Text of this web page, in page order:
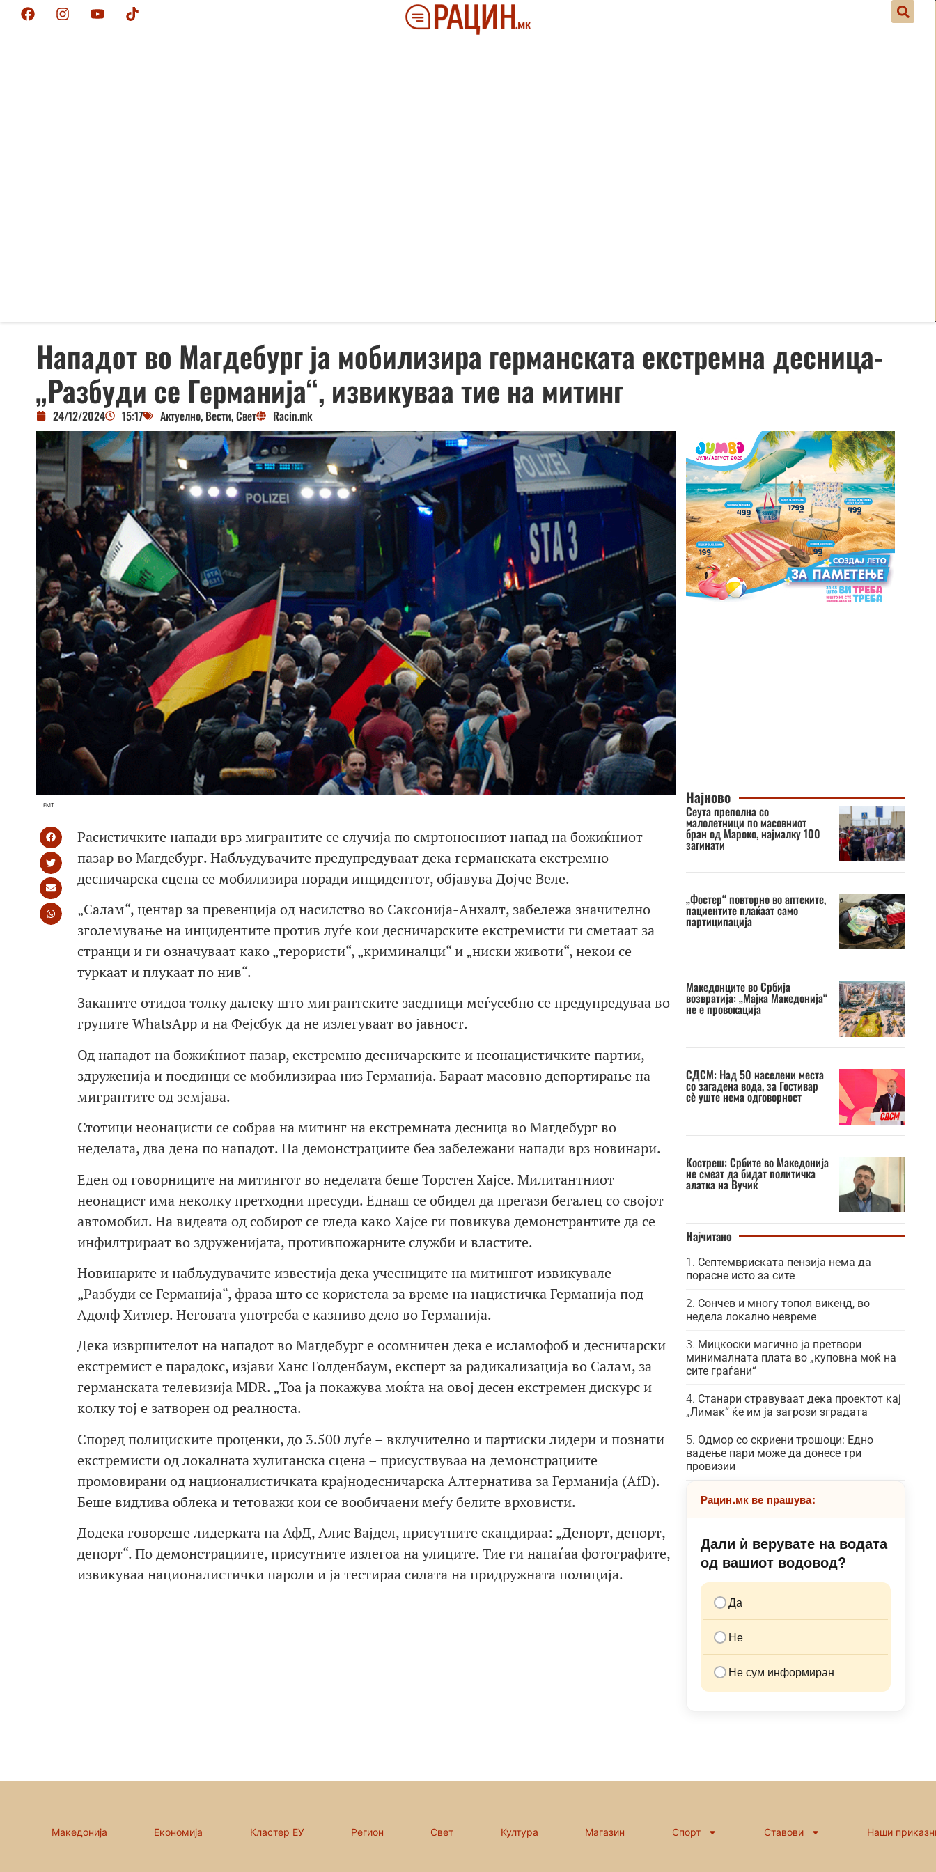
Нападот во Магдебург ја мобилизира германската екстремна десница-
„Разбуди се Германија“, извикуваа тие на митинг
24/12/2024 15:17 Актуелно, Вести,Свет Racin.mk
FMT
Расистичките напади врз мигрантите се случија по смртоносниот напад на божиќниот
пазар во Магдебург. Набљудувачите предупредуваат дека германската екстремно
десничарска сцена се мобилизира поради инцидентот, објавува Дојче Веле.
„Салам“, центар за превенција од насилство во Саксонија-Анхалт, забележа значително
зголемување на инцидентите против луѓе кои десничарските екстремисти ги сметаат за
странци и ги означуваат како „терористи“, „криминалци“ и „ниски животи“, некои се
туркаат и плукаат по нив“.
Заканите отидоа толку далеку што мигрантските заедници меѓусебно се предупредуваа во
групите WhatsApp и на Фејсбук да не излегуваат во јавност.
Од нападот на божиќниот пазар, екстремно десничарските и неонацистичките партии,
здруженија и поединци се мобилизираа низ Германија. Бараат масовно депортирање на
мигрантите од земјава.
Стотици неонацисти се собраа на митинг на екстремната десница во Магдебург во
неделата, два дена по нападот. На демонстрациите беа забележани напади врз новинари.
Еден од говорниците на митингот во неделата беше Торстен Хајсе. Милитантниот
неонацист има неколку претходни пресуди. Еднаш се обидел да прегази бегалец со својот
автомобил. На видеата од собирот се гледа како Хајсе ги повикува демонстрантите да се
инфилтрираат во здруженијата, противпожарните служби и властите.
Новинарите и набљудувачите известија дека учесниците на митингот извикувале
„Разбуди се Германија“, фраза што се користела за време на нацистичка Германија под
Адолф Хитлер. Неговата употреба е казниво дело во Германија.
Дека извршителот на нападот во Магдебург е осомничен дека е исламофоб и десничарски
екстремист е парадокс, изјави Ханс Голденбаум, експерт за радикализација во Салам, за
германската телевизија MDR. „Тоа ја покажува моќта на овој десен екстремен дискурс и
колку тој е затворен од реалноста.
Според полициските проценки, до 3.500 луѓе – вклучително и партиски лидери и познати
екстремисти од локалната хулиганска сцена – присуствуваа на демонстрациите
промовирани од националистичката крајнодесничарска Алтернатива за Германија (AfD).
Беше видлива облека и тетоважи кои се вообичаени меѓу белите врховисти.
Додека говореше лидерката на АфД, Алис Вајдел, присутните скандираа: „Депорт, депорт,
депорт“. По демонстрациите, присутните излегоа на улиците. Тие ги напаѓаа фотографите,
извикуваа националистички пароли и ја тестираа силата на придружната полиција.
Најново
Сеута преполна со
малолетници по масовниот
бран од Мароко, најмалку 100
загинати
„Фостер“ повторно во аптеките,
пациентите плаќаат само
партиципација
Македонците во Србија
возвратија: „Мајка Македонија“
не е провокација
СДСМ: Над 50 населени места
со загадена вода, за Гостивар
сè уште нема одговорност
Костреш: Србите во Македонија
не смеат да бидат политичка
алатка на Вучиќ
Најчитано
Септемвриската пензија нема да
порасне исто за сите
Сончев и многу топол викенд, во
недела локално невреме
Мицкоски магично ја претвори
минималната плата во „куповна моќ на
сите граѓани“
Станари стравуваат дека проектот кај
„Лимак“ ќе им ја загрози зградата
Одмор со скриени трошоци: Едно
вадење пари може да донесе три
провизии
Рацин.мк ве прашува:
Дали ѝ верувате на водата
од вашиот водовод?
Да
Не
Не сум информиран
Македонија Економија Кластер ЕУ Регион Свет Култура Магазин Спорт Ставови Наши